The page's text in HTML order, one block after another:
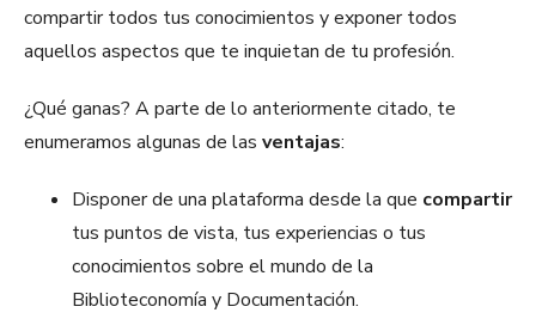
compartir todos tus conocimientos y exponer todos
aquellos aspectos que te inquietan de tu profesión.
¿Qué ganas? A parte de lo anteriormente citado, te
enumeramos algunas de las ventajas:
Disponer de una plataforma desde la que compartir
tus puntos de vista, tus experiencias o tus
conocimientos sobre el mundo de la
Biblioteconomía y Documentación.